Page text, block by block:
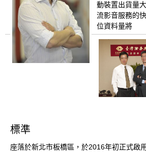
動裝置出貨量
流影音服務的
位資料量將
標準
座落於新北市板橋區，於2016年初正式啟